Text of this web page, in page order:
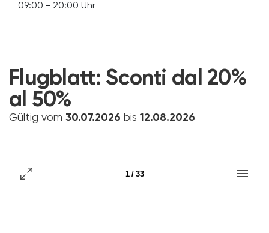
09:00 - 20:00 Uhr
Flugblatt: Sconti dal 20%
al 50%
Gültig vom 30.07.2026 bis 12.08.2026